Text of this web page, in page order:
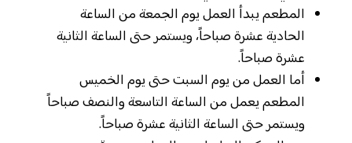
المطعم يبدأ العمل يوم الجمعة من الساعة
الحادية عشرة صباحاً، ويستمر حتى الساعة الثانية
عشرة صباحاً.
أما العمل من يوم السبت حتى يوم الخميس
المطعم يعمل من الساعة التاسعة والنصف صباحاً
ويستمر حتى الساعة الثانية عشرة صباحاً.